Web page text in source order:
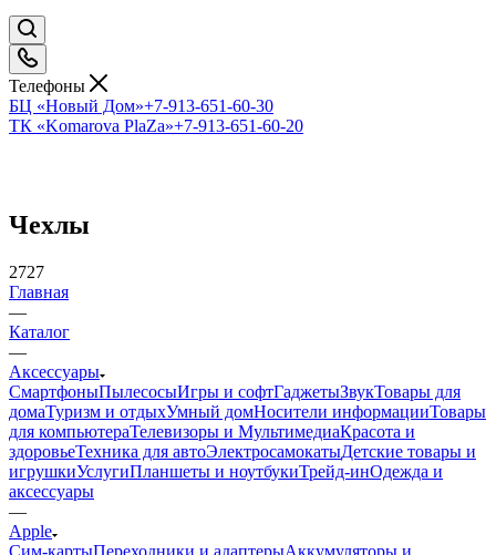
Телефоны
БЦ «Новый Дом»+7-913-651-60-30
ТК «Komarova PlaZa»+7-913-651-60-20
Чехлы
2727
Главная
—
Каталог
—
Аксессуары
СмартфоныПылесосыИгры и софтГаджетыЗвукТовары для
домаТуризм и отдыхУмный домНосители информацииТовары
для компьютераТелевизоры и МультимедиаКрасота и
здоровьеТехника для автоЭлектросамокатыДетские товары и
игрушкиУслугиПланшеты и ноутбукиТрейд-инОдежда и
аксессуары
—
Apple
Сим-картыПереходники и адаптерыАккумуляторы и